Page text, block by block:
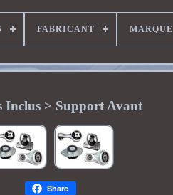
FABRICANT MARQUE
Inclus > Support Avant
Share